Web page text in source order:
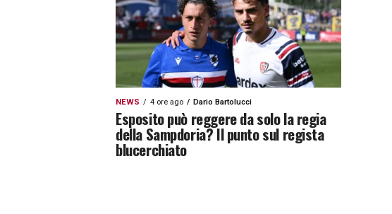
NEWS 4 ore ago Dario Bartolucci
Esposito può reggere da solo la regia
della Sampdoria? Il punto sul regista
blucerchiato